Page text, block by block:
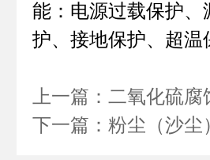
能：电源过载保护
护、接地保护、超
上一篇： 二氧化硫腐
下一篇： 粉尘（沙尘